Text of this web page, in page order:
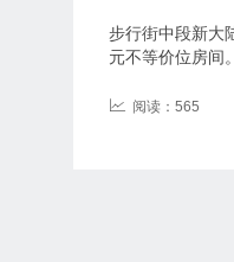
步行街中段新大
元不等价位房间。
阅读：565